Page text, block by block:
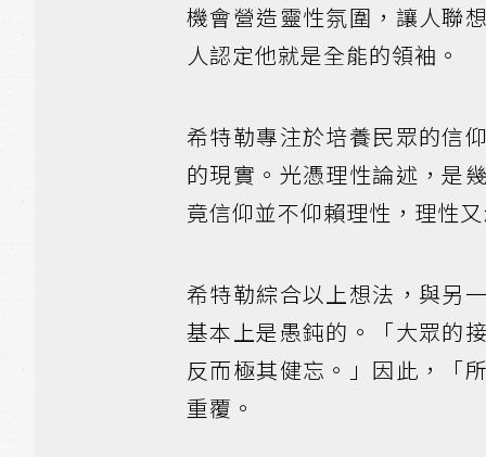
機會營造靈性氛圍，讓人聯
人認定他就是全能的領袖。
希特勒專注於培養民眾的信
的現實。光憑理性論述，是
竟信仰並不仰賴理性，理性
希特勒綜合以上想法，與另
基本上是愚鈍的。「大眾的
反而極其健忘。」因此，「
重覆。